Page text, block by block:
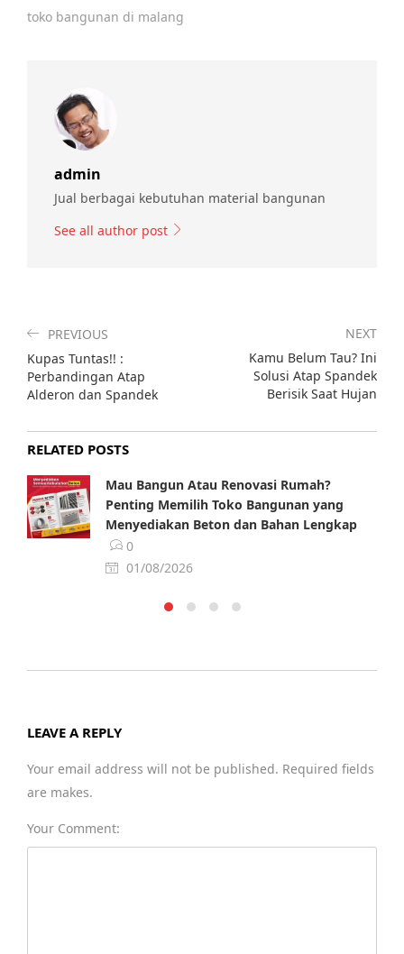
toko bangunan di malang
admin
Jual berbagai kebutuhan material bangunan
See all author post
PREVIOUS
Kupas Tuntas!! :
Perbandingan Atap
Alderon dan Spandek
NEXT
Kamu Belum Tau? Ini
Solusi Atap Spandek
Berisik Saat Hujan
RELATED POSTS
Mau Bangun Atau Renovasi Rumah?
Penting Memilih Toko Bangunan yang
Menyediakan Beton dan Bahan Lengkap
0
01/08/2026
LEAVE A REPLY
Your email address will not be published. Required fields
are makes.
Your Comment: